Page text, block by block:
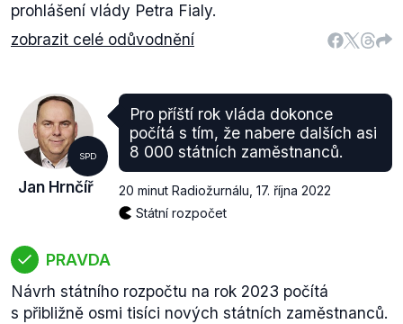
prohlášení vlády Petra Fialy.
zobrazit celé odůvodnění
SPD
Jan Hrnčíř
Pro příští rok vláda dokonce
počítá s tím, že nabere dalších asi
8 000 státních zaměstnanců.
20 minut Radiožurnálu 17. října 2022
Státní rozpočet
PRAVDA
Návrh státního rozpočtu na rok 2023 počítá
s přibližně osmi tisíci nových státních zaměstnanců.